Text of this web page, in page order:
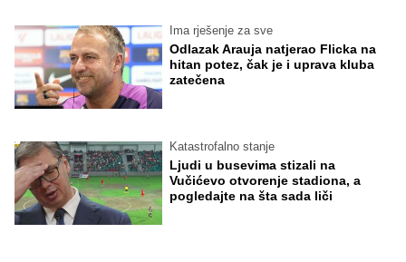
Ima rješenje za sve
Odlazak Arauja natjerao Flicka na
hitan potez, čak je i uprava kluba
zatečena
Katastrofalno stanje
Ljudi u busevima stizali na
Vučićevo otvorenje stadiona, a
pogledajte na šta sada liči